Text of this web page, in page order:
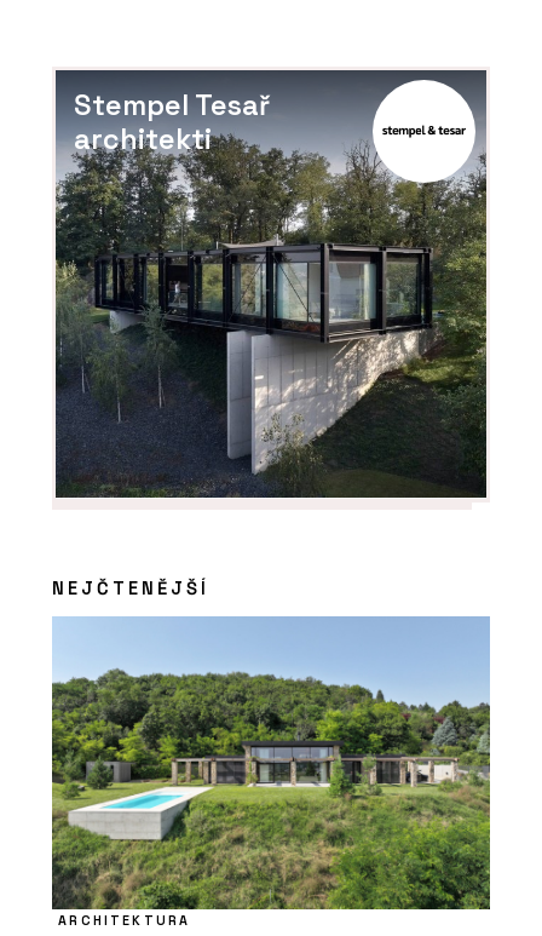
SLUŽBY
Časopis Kolem kamen
ČLÁNKY
osobitost a nadčasový vzhled
Stempel Tesař
architekti
NEJČTENĚJŠÍ
ARCHITEKTURA